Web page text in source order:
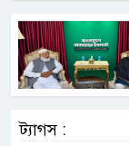
ট্যাগস :